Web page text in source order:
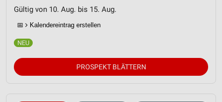
Gültig von 10. Aug. bis 15. Aug.
📅 Kalendereintrag erstellen
PROSPEKT BLÄTTERN